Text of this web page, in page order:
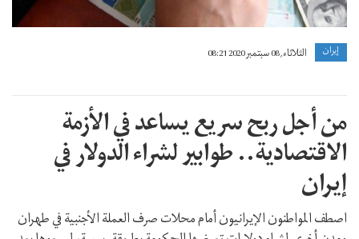
إيران الثلاثاء, 08 سبتمبر 2020 08:21
من أجل ربح سريع يساعد في الأزمة
الاقتصادية.. طوابير لشراء الدولار في
إيران
اصطف المواطنون الإيرانيون أمام محلات صرف العملة الأجنبية في طهران